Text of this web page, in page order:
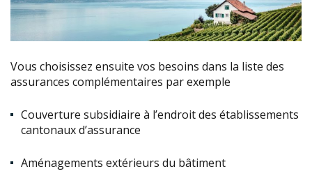
Vous choisissez ensuite vos besoins dans la liste des
assurances complémentaires par exemple
Couverture subsidiaire à l’endroit des établissements
cantonaux d’assurance
Aménagements extérieurs du bâtiment